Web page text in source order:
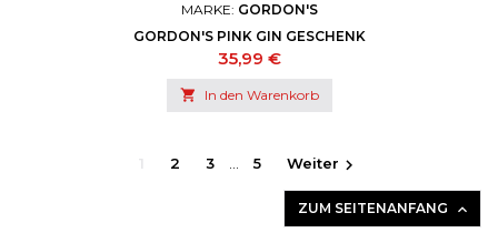
MARKE: GORDON'S
GORDON'S PINK GIN GESCHENK
Preis
35,99 €
 In den Warenkorb
1 2 3 5 Weiter 
ZUM SEITENANFANG 